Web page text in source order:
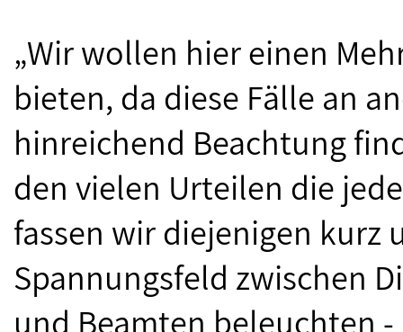
„Wir wollen hier einen
bieten, da diese Fälle an
hinreichend Beachtung
den vielen Urteilen die
fassen wir diejenigen kurz
Spannungsfeld zwischen
und Beamten beleuchten